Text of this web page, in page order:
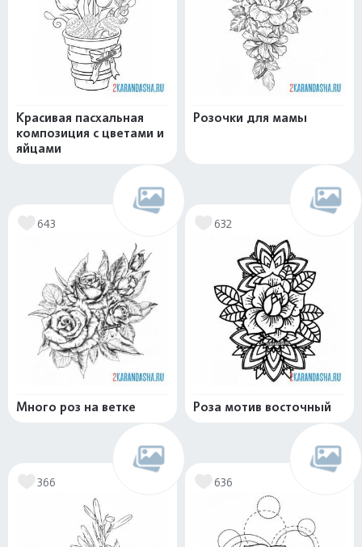
Красивая пасхальная
композиция с цветами и
яйцами
Розочки для мамы
643
Много роз на ветке
632
Роза мотив восточный
366 636